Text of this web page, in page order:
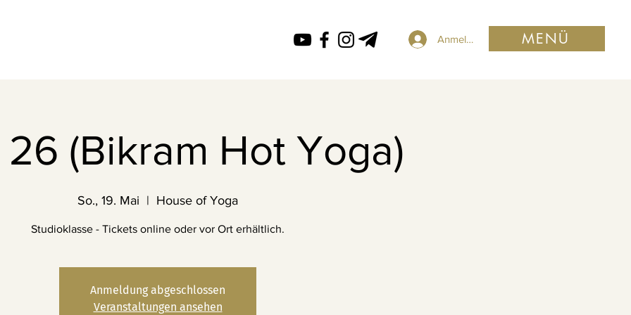
Anmelden MENÜ
(Bikram Hot Yoga)
So., 19. Mai
  |
House of Yoga
Studioklasse - Tickets online oder vor Ort erhältlich.
Anmeldung abgeschlossen
Veranstaltungen ansehen